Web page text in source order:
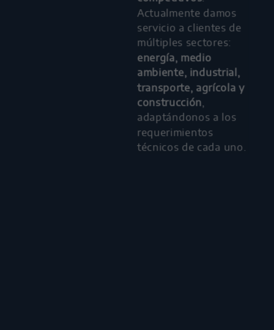
Actualmente damos
servicio a clientes de
múltiples sectores:
energía, medio
ambiente, industrial,
transporte, agrícola y
construcción
adaptándonos a los
requerimientos
técnicos de cada uno.